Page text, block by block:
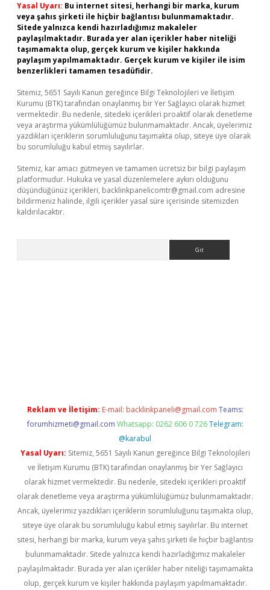
Yasal Uyarı: Bu internet sitesi, herhangi bir marka, kurum
veya şahıs şirketi ile hiçbir bağlantısı bulunmamaktadır.
Sitede yalnızca kendi hazırladığımız makaleler
paylaşılmaktadır. Burada yer alan içerikler haber niteliği
taşımamakta olup, gerçek kurum ve kişiler hakkında
paylaşım yapılmamaktadır. Gerçek kurum ve kişiler ile isim
benzerlikleri tamamen tesadüfidir.
Sitemiz, 5651 Sayılı Kanun gereğince Bilgi Teknolojileri ve İletişim
Kurumu (BTK) tarafından onaylanmış bir Yer Sağlayıcı olarak hizmet
vermektedir. Bu nedenle, sitedeki içerikleri proaktif olarak denetleme
veya araştırma yükümlülüğümüz bulunmamaktadır. Ancak, üyelerimiz
yazdıkları içeriklerin sorumluluğunu taşımakta olup, siteye üye olarak
bu sorumluluğu kabul etmiş sayılırlar.
Sitemiz, kar amacı gütmeyen ve tamamen ücretsiz bir bilgi paylaşım
platformudur. Hukuka ve yasal düzenlemelere aykırı olduğunu
düşündüğünüz içerikleri, backlinkpanelicomtr@gmail.com adresine
bildirmeniz halinde, ilgili içerikler yasal süre içerisinde sitemizden
kaldırılacaktır.
Reklam ve İletişim: E-mail: backlinkpaneli@gmail.com Teams:
forumhizmeti@gmail.com Whatsapp: 0262 606 0 726 Telegram:
@karabul
Yasal Uyarı: Sitemiz, 5651 Sayılı Kanun gereğince Bilgi Teknolojileri
ve İletişim Kurumu (BTK) tarafından onaylanmış bir Yer Sağlayıcı
olarak hizmet vermektedir. Bu nedenle, sitedeki içerikleri proaktif
olarak denetleme veya araştırma yükümlülüğümüz bulunmamaktadır.
Ancak, üyelerimiz yazdıkları içeriklerin sorumluluğunu taşımakta olup,
siteye üye olarak bu sorumluluğu kabul etmiş sayılırlar. Bu internet
sitesi, herhangi bir marka, kurum veya şahıs şirketi ile hiçbir bağlantısı
bulunmamaktadır. Sitede yalnızca kendi hazırladığımız makaleler
paylaşılmaktadır. Burada yer alan içerikler haber niteliği taşımamakta
olup, gerçek kurum ve kişiler hakkında paylaşım yapılmamaktadır.